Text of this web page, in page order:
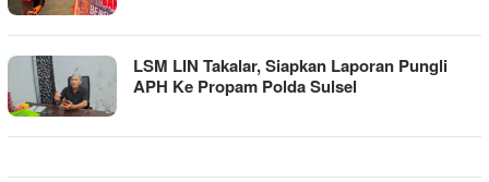
LSM LIN Takalar, Siapkan Laporan Pungli
APH Ke Propam Polda Sulsel